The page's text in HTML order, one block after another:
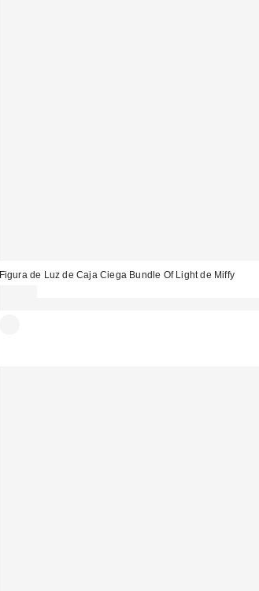
Figura de Luz de Caja Ciega Bundle Of Light de Miffy